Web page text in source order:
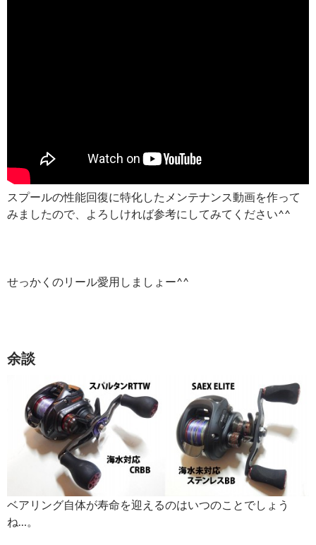
スプールの性能回復に特化したメンテナンス動画を作って
みましたので、よろしければ参考にしてみてください^^
せっかくのリール愛用しましょー^^
余談
ベアリング自体が寿命を迎えるのはいつのことでしょう
ね…。